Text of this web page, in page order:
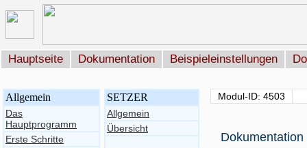
Hauptseite Dokumentation Beispieleinstellungen
Allgemein
Das
Hauptprogramm
Erste Schritte
SETZER
Allgemein
Übersicht
Modul-ID: 4503